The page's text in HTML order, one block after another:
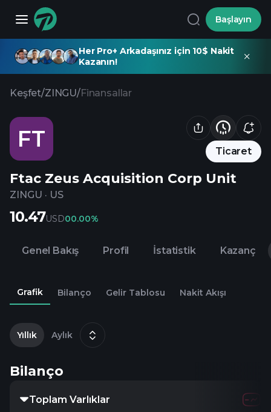
Başlayın
Her Pro+ Arkadaşınız için 10$ Nakit
Kazanın!
Keşfet/ZINGU/Finansallar
FT Ticaret
Ftac Zeus Acquisition Corp Unit
ZINGU · US
10.47USD00.00%
Genel Bakış Profil İstatistik Kazanç
Grafik Bilanço Gelir Tablosu Nakit Akışı
Yıllık Aylık
Bilanço
Toplam Varlıklar 418.89M